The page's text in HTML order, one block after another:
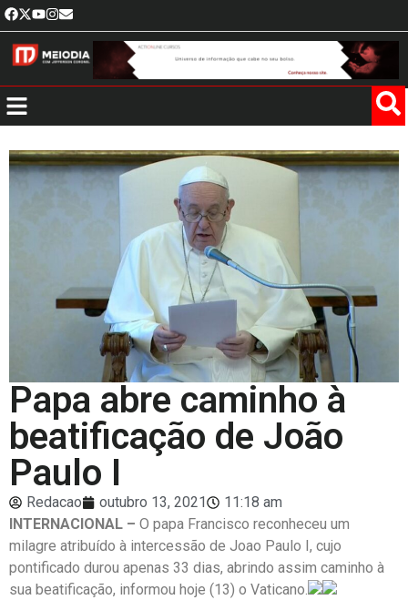
Papa abre caminho à
beatificação de João
Paulo I
Redacao outubro 13, 2021
11:18 am
INTERNACIONAL – O papa Francisco reconheceu um
milagre atribuído à intercessão de Joao Paulo I, cujo
pontificado durou apenas 33 dias, abrindo assim caminho à
sua beatificação, informou hoje (13) o Vaticano.